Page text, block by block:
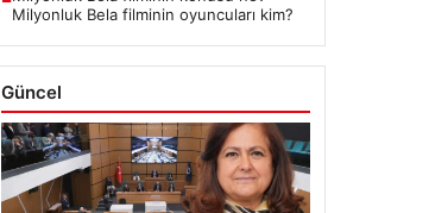
Milyonluk Bela filminin oyuncuları kim?
Güncel